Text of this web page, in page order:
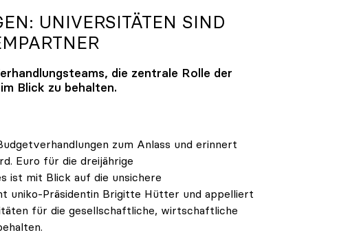
UNIVERSITÄTEN SIND
die zentrale Rolle der
Blick zu behalten.
zum Anlass und erinnert
Euro für die dreijährige
ist mit Blick auf die unsichere
uniko-Präsidentin Brigitte Hütter und appelliert
für die gesellschaftliche, wirtschaftliche